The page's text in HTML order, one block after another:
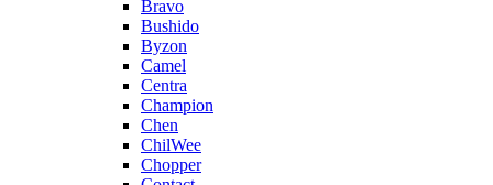
Bravo
Bushido
Byzon
Camel
Centra
Champion
Chen
ChilWee
Chopper